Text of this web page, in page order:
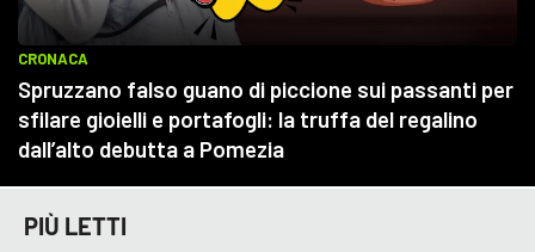
PIÙ LETTI